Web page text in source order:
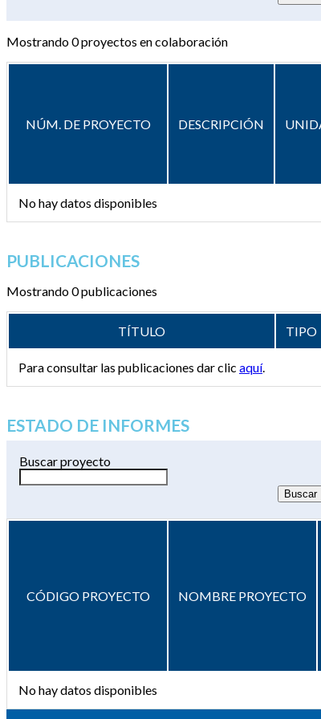
Mostrando0proyectos en colaboración
NÚM. DE PROYECTO DESCRIPCIÓN
No hay datos disponibles
PUBLICACIONES
Mostrando 0 publicaciones
TÍTULO TIPO
Para consultar las publicaciones dar clic aquí.
ESTADO DE INFORMES
Buscar proyecto
CÓDIGO PROYECTO NOMBRE PROYECTO
No hay datos disponibles